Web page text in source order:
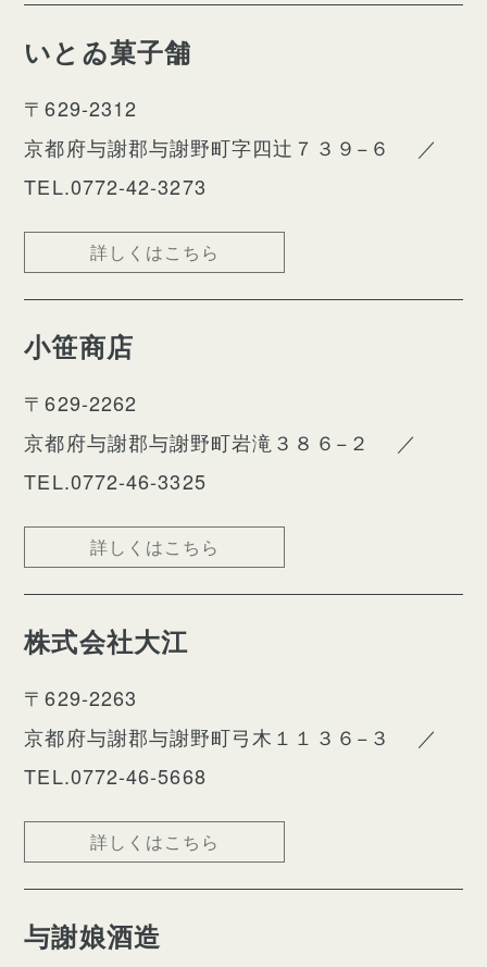
いとゐ菓子舗
〒629-2312
京都府与謝郡与謝野町字四辻７３９−６
／
TEL.0772-42-3273
詳しくはこちら
小笹商店
〒629-2262
京都府与謝郡与謝野町岩滝３８６−２
／
TEL.0772-46-3325
詳しくはこちら
株式会社大江
〒629-2263
京都府与謝郡与謝野町弓木１１３６−３
／
TEL.0772-46-5668
詳しくはこちら
与謝娘酒造